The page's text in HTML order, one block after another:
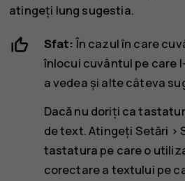
atingeți lung sugestia.
Sfat:În cazul în care
înlocui cuvântul pe care
a vedea și alte câteva
Dacă nu doriți ca
de text. Atingeți Setări >
tastatura pe care o
corectare a textului pe